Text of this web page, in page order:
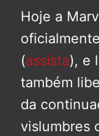
Hoje a
(assista), e
também
da
vislumbres